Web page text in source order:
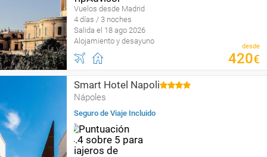
Vuelos desde Madrid
4 días / 3 noches
Salida el 18 ago 2026
Alojamiento y desayuno
desde
420€
Smart Hotel Napoli
Nápoles
Seguro de Viaje Incluido